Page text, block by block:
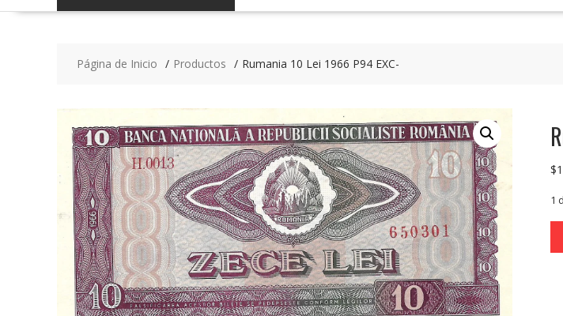
Página de Inicio Productos Rumania 10 Lei 1966 P94 EXC-
$
1